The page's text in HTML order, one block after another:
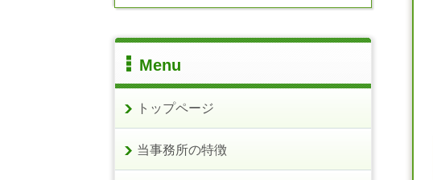
Menu
トップページ
当事務所の特徴